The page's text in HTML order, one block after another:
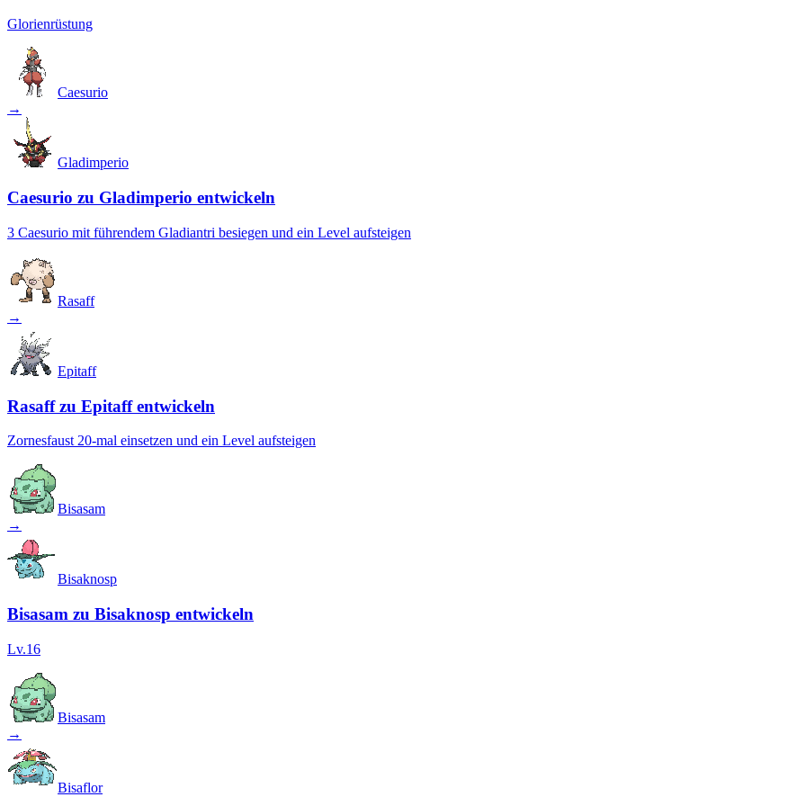
Glorienrüstung
Caesurio
→
Gladimperio
Caesurio zu Gladimperio entwickeln
3 Caesurio mit führendem Gladiantri besiegen und ein Level aufsteigen
Rasaff
→
Epitaff
Rasaff zu Epitaff entwickeln
Zornesfaust 20-mal einsetzen und ein Level aufsteigen
Bisasam
→
Bisaknosp
Bisasam zu Bisaknosp entwickeln
Lv.16
Bisasam
→
Bisaflor